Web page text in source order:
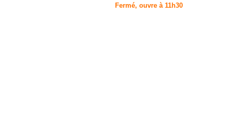
Fermé, ouvre à 11h30